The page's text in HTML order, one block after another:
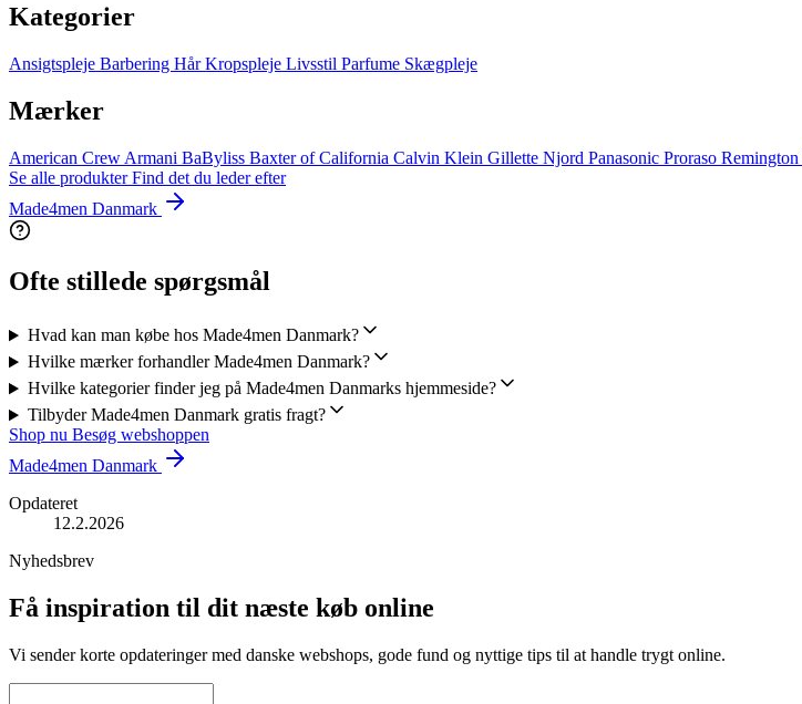
Kategorier
Ansigtspleje Barbering HårKropspleje Livsstil Parfume Skægpleje
Mærker
American Crew Armani BaByliss Baxter of California Calvin Klein Gillette Njord Panasonic Proraso Remington
Se alle produkterFind det du leder efter
Made4men Danmark
Ofte stillede spørgsmål
Hvad kan man købe hos Made4men Danmark?
Hvilke mærker forhandler Made4men Danmark?
Hvilke kategorier finder jeg på Made4men Danmarks hjemmeside?
Tilbyder Made4men Danmark gratis fragt?
Shop nu Besøg webshoppen
Made4men Danmark
Opdateret
12.2.2026
Nyhedsbrev
Få inspiration til dit næste køb online
Vi sender korte opdateringer med danske webshops, gode fund og nyttige tips til at handle trygt online.